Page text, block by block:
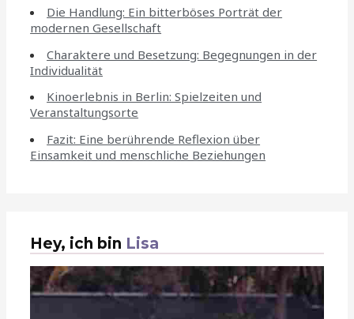
Die Handlung: Ein bitterböses Porträt der
modernen Gesellschaft
Charaktere und Besetzung: Begegnungen in der
Individualität
Kinoerlebnis in Berlin: Spielzeiten und
Veranstaltungsorte
Fazit: Eine berührende Reflexion über
Einsamkeit und menschliche Beziehungen
Hey, ich bin Lisa